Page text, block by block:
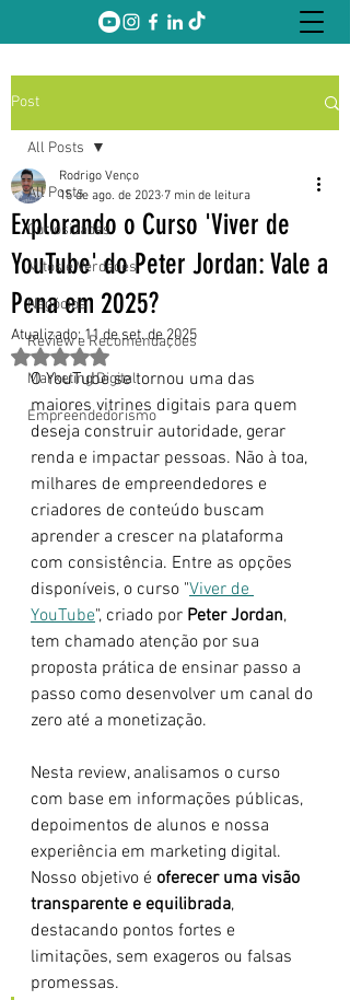
Post
All Posts
Curiosidades
Mitos e Verdades
Negócios
Review e Recomendações
Marketing Digital
Empreendedorismo
All Posts
Explorando o Curso 'Viver de
YouTube' do Peter Jordan: Vale a
Pena em 2025?
Rodrigo Venço
15 de ago. de 2023 7 min de leitura
Atualizado:11 de set. de 2025
Avaliado com NaN de 5 estrelas.
O YouTube se tornou uma das
maiores vitrines digitais para quem
deseja construir autoridade, gerar
renda e impactar pessoas. Não à toa,
milhares de empreendedores e
criadores de conteúdo buscam
aprender a crescer na plataforma
com consistência. Entre as opções
disponíveis, o curso "Viver de
YouTube", criado por Peter Jordan,
tem chamado atenção por sua
proposta prática de ensinar passo a
passo como desenvolver um canal do
zero até a monetização.
Nesta review, analisamos o curso
com base em informações públicas,
depoimentos de alunos e nossa
experiência em marketing digital.
Nosso objetivo é oferecer uma visão
transparente e equilibrada,
destacando pontos fortes e
limitações, sem exageros ou falsas
promessas.